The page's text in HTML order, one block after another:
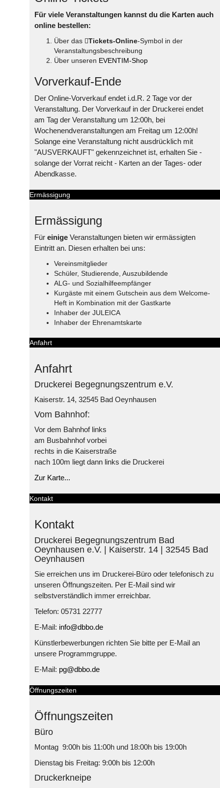
Für viele Veranstaltungen kannst du die Karten auch
online bestellen:
Über das Tickets-Online-Symbol in der
Veranstaltungsbeschreibung
Über unseren EVENTIM-Shop
Vorverkauf-Ende
Der Online-Vorverkauf endet i.d.R. 2 Tage vor der
Veranstaltung. Der Vorverkauf in der Druckerei endet
am Tag der Veranstaltung um 12:00h, bei
Wochenendveranstaltungen am Freitag um 12:00h!
Solange eine Veranstaltung nicht ausdrücklich mit
"AUSVERKAUFT" gekennzeichnet ist, erhalten Sie -
solange der Vorrat reicht - Karten an der Tages- oder
Abendkasse.
Ermässigung
Ermässigung
Für einige Veranstaltungen bieten wir ermässigten
Eintritt an. Diesen erhalten bei uns:
Vereinsmitglieder
Schüler, Studierende, Auszubildende
ALG- und Sozialhilfeempfänger
Kurgäste mit einem Gutschein aus dem Welcome-
Heft in Kombination mit der Gastkarte
Inhaber der JULEICA
Inhaber der Ehrenamtskarte
Anfahrt
Anfahrt
Druckerei Begegnungszentrum e.V.
Kaiserstr. 14, 32545 Bad Oeynhausen
Vom Bahnhof:
Vor dem Bahnhof links
am Busbahnhof vorbei
rechts in die Kaiserstraße
nach 100m liegt dann links die Druckerei
Zur Karte...
Kontakt
Kontakt
Druckerei Begegnungszentrum Bad
Oeynhausen e.V. | Kaiserstr. 14 | 32545 Bad
Oeynhausen
Sie erreichen uns im Druckerei-Büro oder telefonisch zu
unseren Öffnungszeiten. Per E-Mail sind wir
selbstverständlich immer erreichbar.
Telefon: 05731 22777
E-Mail: info@dbbo.de
Künstlerbewerbungen richten Sie bitte per E-Mail an
unsere Programmgruppe.
E-Mail: pg@dbbo.de
Öffnungszeiten
Öffnungszeiten
Büro
Montag 9:00h bis 11:00h und 18:00h bis 19:00h
Dienstag bis Freitag: 9:00h bis 12:00h
Druckerkneipe